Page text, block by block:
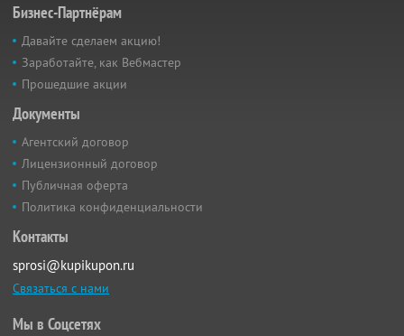
Бизнес-Партнёрам
Давайте сделаем акцию!
Заработайте, как Вебмастер
Прошедшие акции
Документы
Агентский договор
Лицензионный договор
Публичная оферта
Политика конфиденциальности
Контакты
sprosi@kupikupon.ru
Связаться с нами
Мы в Соцсетях